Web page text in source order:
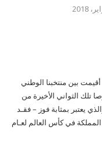
أقيمت بين منتخبنا الوطني
تلك الثواني الأخيرة من
يعتبر بمثابة فوز – فقـد
في كأس العالم لعـام